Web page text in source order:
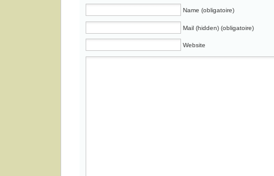
Name (obligatoire)
Mail (hidden) (obligatoire)
Website